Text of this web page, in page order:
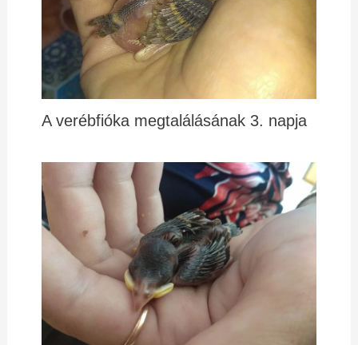
A verébfióka megtalálásának 3. napja